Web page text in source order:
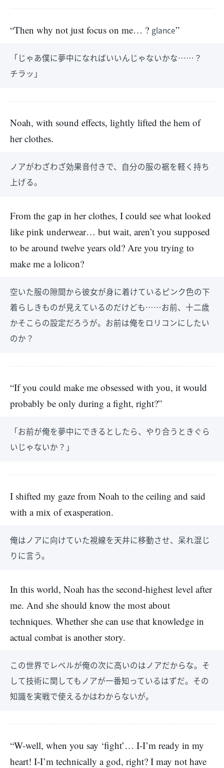
“Then why not just focus on me… ? glance”
「じゃあ僕に夢中になればいいんじゃないかな……？
チラッ」
Noah, with sound effects, lightly lifted the hem of
her clothes.
ノアがわざわざ効果音付きで、自分の服の裾を軽く持ち
上げる。
From the gap in her clothes, I could see what looked
like pink underwear… but wait, aren’t you supposed
to be around twelve years old? Are you trying to
make me a lolicon?
空いた服の隙間から彼女が身に着けているピンク色の下
着らしきものが見えているのだけども……お前、十二歳
かそこらの設定だろうが。お前は俺をロリコンにしたい
のか？
“If you could make me obsessed with you, it would
probably be only during a fight, right?”
「お前が俺を夢中にできるとしたら、やり合うときぐら
いじゃないか？」
I shifted my gaze from Noah to the ceiling and said
with a mix of exasperation.
俺はノアに向けていた視線を天井に移動させ、呆れ混じ
りに言う。
In this world, Noah has the second-highest level after
me. And she should know the most about
techniques. Whether she can use that knowledge in
actual combat is another story.
この世界でレベルが俺の次に高いのはノアだからな。そ
して技術に関してもノアが一番知っているはずだ。その
知識を実戦で使えるかはわからないが。
“W-well, when you say ‘fight’… I-I’m ready in my
heart! I-I’m technically a god, right? I may not have